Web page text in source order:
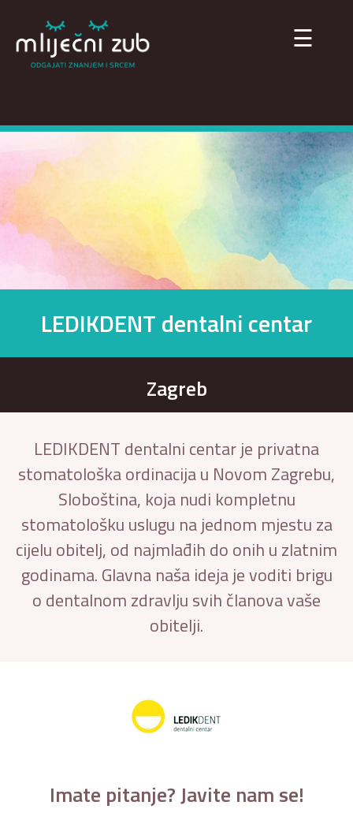
×
☰
LEDIKDENT dentalni centar
Zagreb
LEDIKDENT dentalni centar je privatna
stomatološka ordinacija u Novom Zagrebu,
Sloboština, koja nudi kompletnu
stomatološku uslugu na jednom mjestu za
cijelu obitelj, od najmlađih do onih u zlatnim
godinama. Glavna naša ideja je voditi brigu
o dentalnom zdravlju svih članova vaše
obitelji.
Imate pitanje? Javite nam se!